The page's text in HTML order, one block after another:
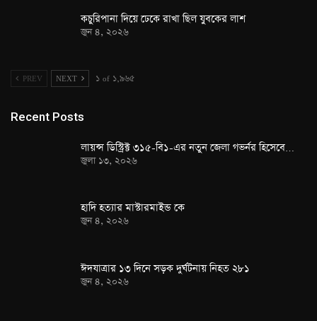
কচুরিপানা দিয়ে ঢেকে রাখা ছিল যুবকের লাশ
জুন ৪, ২০২৬
PREV NEXT ১ of ১,৯৬৫
Recent Posts
লায়ন্স ডিস্ট্রিক্ট ৩১৫-বি১-এর নতুন জেলা গভর্নর হিসেবে…
জুলা ১৩, ২০২৬
হাদি হত্যার মাস্টারমাইন্ড কে
জুন ৪, ২০২৬
ঈদযাত্রার ১৩ দিনে সড়ক দুর্ঘটনায় নিহত ২৮১
জুন ৪, ২০২৬